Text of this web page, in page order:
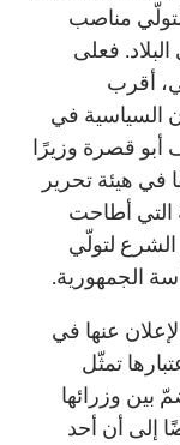
لتولّي مناصب
فعلى
أقرب
السياسية في
أبو قصرة وزيرًا
في هيئة تحرير
التي أطاحت
لتولّي
الجمهورية.
عنها في
تمثّل
وزرائها
إلى أن أحد